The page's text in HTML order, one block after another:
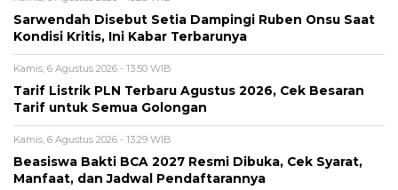
Alamat email tidak akan dipublikasikan. Kolom wajib ditandai *.
Komentar*